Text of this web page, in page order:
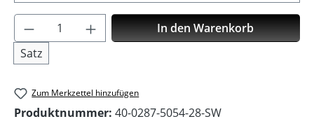
Produkt Anzahl: Gib den gewünschten
Satz
In den Warenkorb
Zum Merkzettel hinzufügen
Produktnummer: 40-0287-5054-28-SW